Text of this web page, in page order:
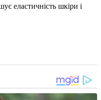
еластичність шкіри і